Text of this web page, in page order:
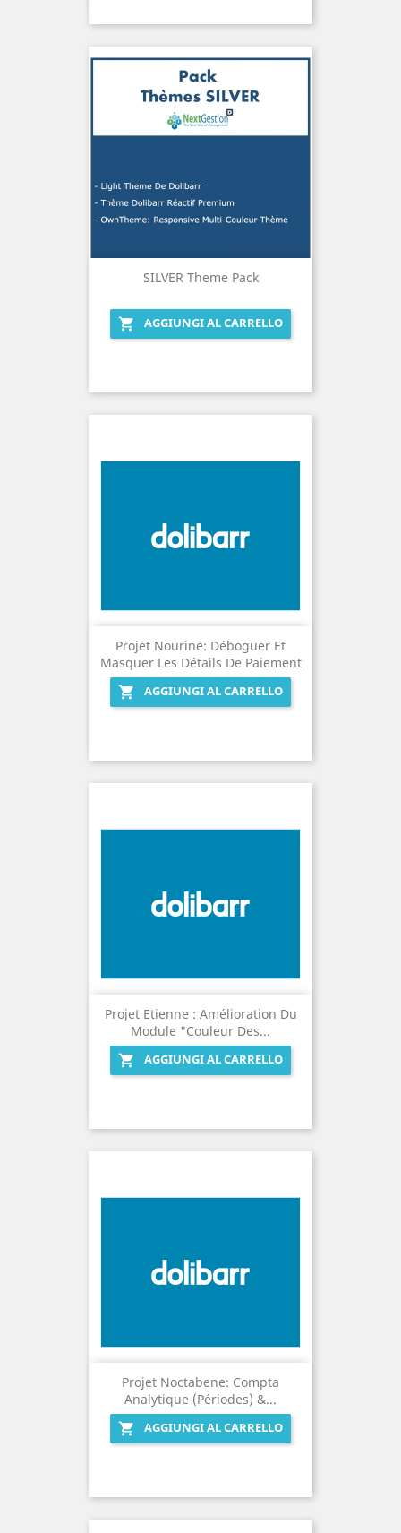
SILVER Theme Pack
 AGGIUNGI AL CARRELLO
Projet Nourine: Déboguer Et
Masquer Les Détails De Paiement

AGGIUNGI AL CARRELLO
Projet Etienne : Amélioration Du
Module "Couleur Des...

AGGIUNGI AL CARRELLO
Projet Noctabene: Compta
Analytique (Périodes) &...

AGGIUNGI AL CARRELLO